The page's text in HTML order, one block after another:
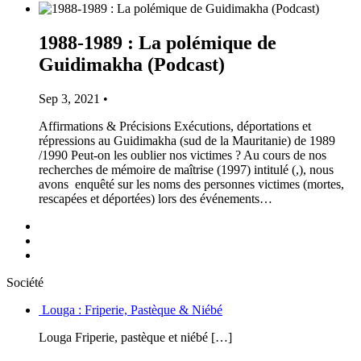
1988-1989 : La polémique de
Guidimakha (Podcast)
Sep 3, 2021 •
Affirmations & Précisions Exécutions, déportations et
répressions au Guidimakha (sud de la Mauritanie) de 1989
/1990 Peut-on les oublier nos victimes ? Au cours de nos
recherches de mémoire de maîtrise (1997) intitulé (,), nous
avons enquêté sur les noms des personnes victimes (mortes,
rescapées et déportées) lors des événements…
Société
Louga : Friperie, Pastèque & Niébé
Louga Friperie, pastèque et niébé […]